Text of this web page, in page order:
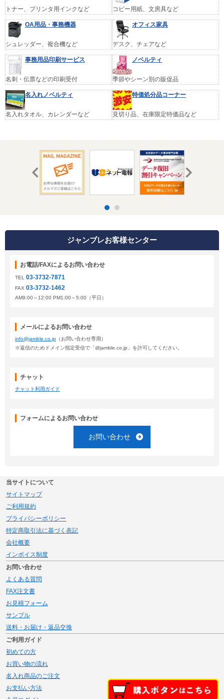
トナー、プリンタ用インクなど コピー用紙、文房具など
OA用品・事務機器
シュレッダー、複合機など
オフィス家具
デスク、チェアなど
事務用品印刷サービス
名刺・伝票などの印刷受付
ノベルティ
季節やシーン別の販促品
名入れノベルティ
名入れタオル、カレンダーなど
特価処分品コーナー
見切り品、在庫限定特価品など
ジャンブレお客様センター
お電話/FAXによるお問い合わせ
TEL 03-3732-7871
FAX 03-3732-1462
AM9:00～12:00 PM1:00～5:00（平日）
メールによるお問い合わせ
info@jamble.co.jp （お問い合わせ専用）
※返信のためドメイン指定受信で「@jamble.co.jp」を許可してください。
チャット
チャット利用ガイド
フォームによるお問い合わせ
お問い合わせ
当サイトについて
サイトマップ
ご利用規約
プライバシーポリシー
特定商取引法に基づく表記
会社概要
インボイス制度
お問い合わせ
よくある質問
FAX注文書
お見積フォーム
サンプル
送料・お届け・返品交換
ご利用ガイド
初めての方
お買い物の流れ
名入れ商品のご注文
お支払い方法